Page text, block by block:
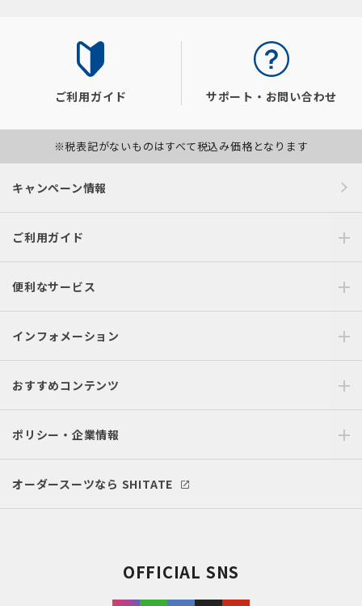
ご利用ガイド サポート・お問い合わせ
※税表記がないものはすべて税込み価格となります
キャンペーン情報
ご利用ガイド
便利なサービス
インフォメーション
おすすめコンテンツ
ポリシー・企業情報
オーダースーツなら SHITATE
OFFICIAL SNS